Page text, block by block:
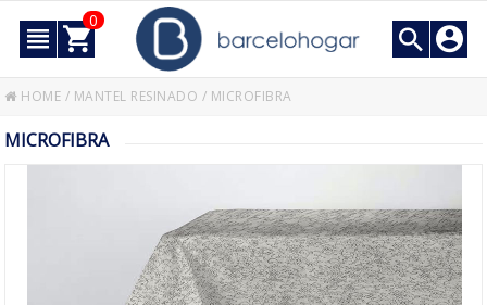
0
HOME / MANTEL RESINADO / MICROFIBRA
MICROFIBRA